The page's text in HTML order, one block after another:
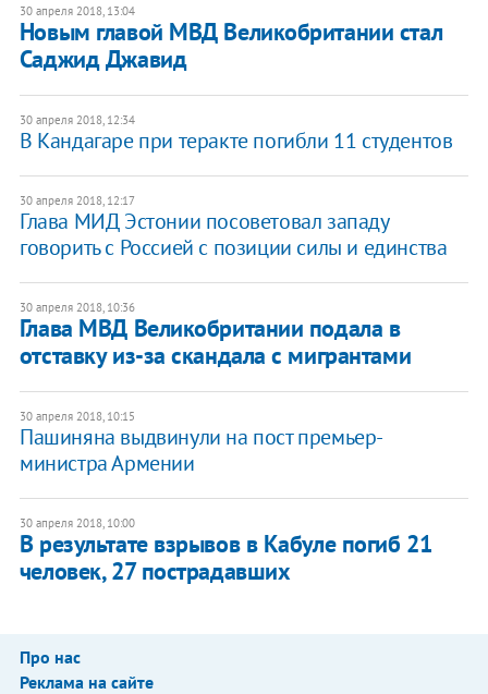
30 апреля 2018, 13:04
Новым главой МВД Великобритании стал
Саджид Джавид
30 апреля 2018, 12:34
В Кандагаре при теракте погибли 11 студентов
30 апреля 2018, 12:17
Глава МИД Эстонии посоветовал западу
говорить с Россией с позиции силы и единства
30 апреля 2018, 10:36
Глава МВД Великобритании подала в
отставку из-за скандала с мигрантами
30 апреля 2018, 10:15
Пашиняна выдвинули на пост премьер-
министра Армении
30 апреля 2018, 10:00
В результате взрывов в Кабуле погиб 21
человек, 27 пострадавших
Про нас
Реклама на сайте